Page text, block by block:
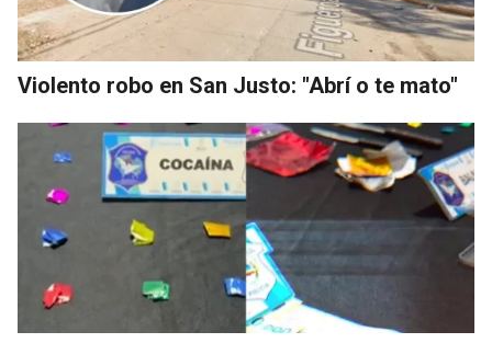
Violento robo en San Justo: "Abrí o te mato"